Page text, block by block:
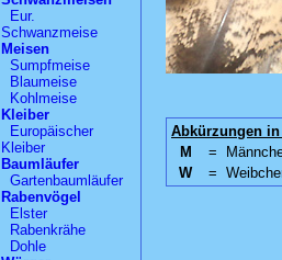
Abkürzungen
M
=
W
=
Eur.
Schwanzmeise
Meisen
Sumpfmeise
Blaumeise
Kohlmeise
Kleiber
Europäischer
Kleiber
Baumläufer
Gartenbaumläufer
Rabenvögel
Elster
Rabenkrähe
Dohle